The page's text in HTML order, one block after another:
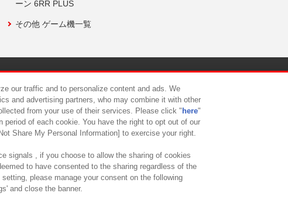
ーン 6RR PLUS
その他 ゲーム機一覧
のご提供について カスタマーハラスメント対応方針
our traffic and to personalize content and ads. We
and advertising partners, who may combine it with other
from your use of their services. Please click " here"
of each cookie. You have the right to opt out of our
Share My Personal Information] to exercise your right.
signals , if you choose to allow the sharing of cookies
to have consented to the sharing regardless of the
please manage your consent on the following
and close the banner.